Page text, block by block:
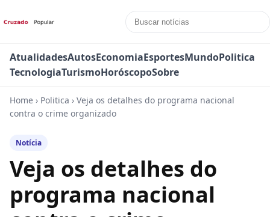
AtualidadesAutosEconomiaEsportesMundoPolitica
TecnologiaTurismoHoróscopoSobre
Home › Politica › Veja os detalhes do programa nacional
contra o crime organizado
Notícia
Veja os detalhes do
programa nacional